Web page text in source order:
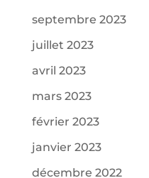
septembre 2023
juillet 2023
avril 2023
mars 2023
février 2023
janvier 2023
décembre 2022